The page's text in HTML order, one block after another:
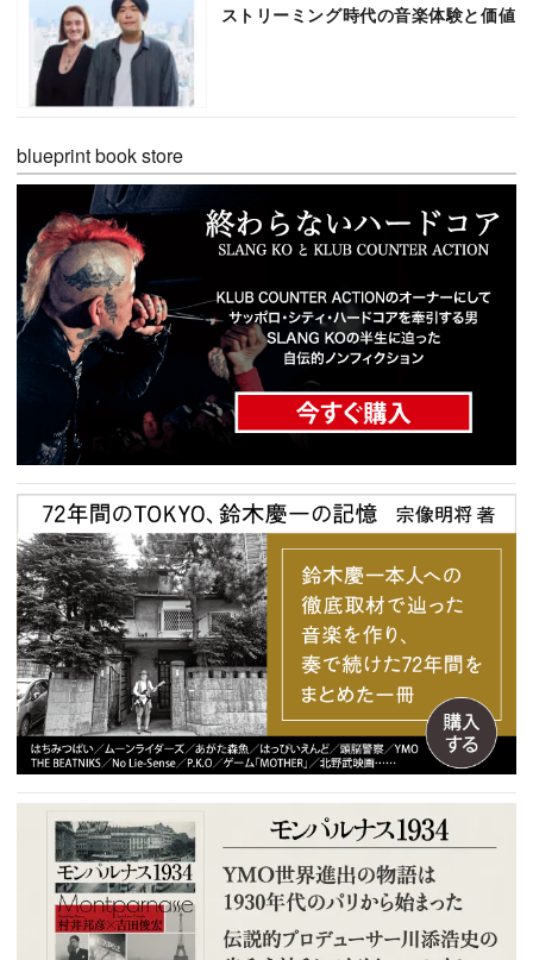
ストリーミング時代の音楽体験と価値
blueprint book store